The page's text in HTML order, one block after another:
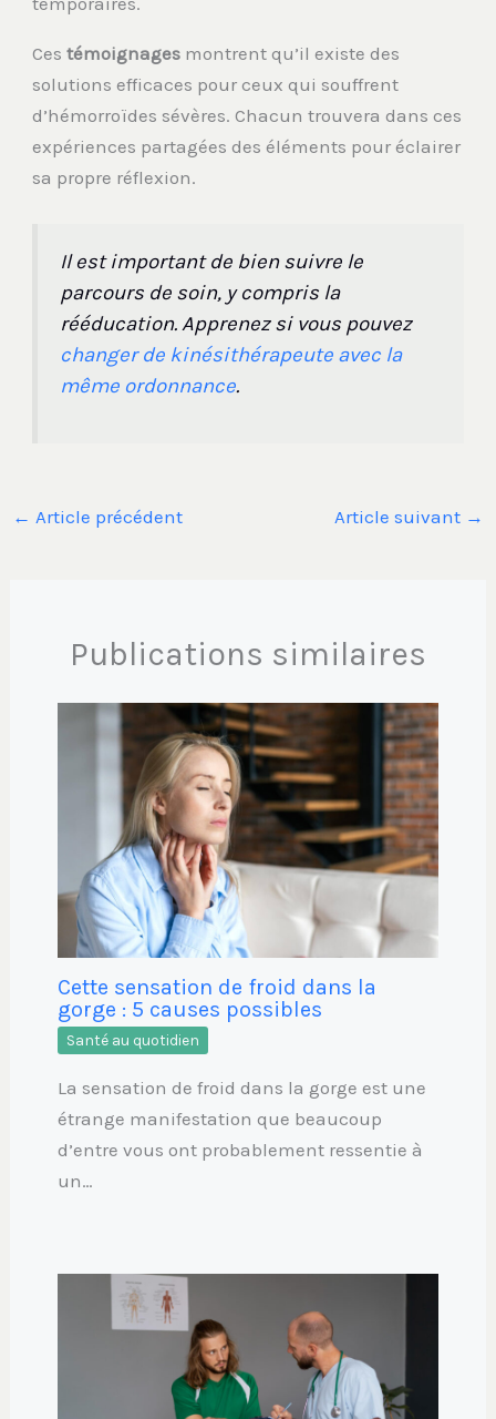
Cestémoignages montrent qu’il existe des
solutions efficaces pour ceux qui souffrent
d’hémorroïdes sévères. Chacun trouvera dans ces
expériences partagées des éléments pour éclairer
sa propre réflexion.
Il est important de bien suivre le
parcours de soin, y compris la
rééducation. Apprenez si vous pouvez
changer de kinésithérapeute avec la
même ordonnance.
← Article précédent Article suivant →
Publications similaires
Cette sensation de froid dans la
gorge : 5 causes possibles
Santé au quotidien
La sensation de froid dans la gorge est une
étrange manifestation que beaucoup
d’entre vous ont probablement ressentie à
un…